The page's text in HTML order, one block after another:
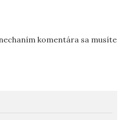
komentára sa musíte